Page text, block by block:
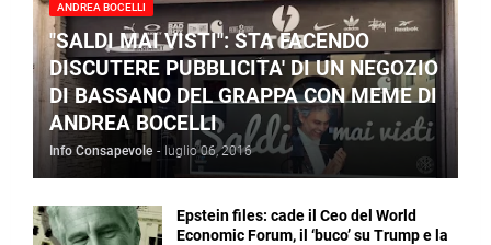
ANDREA BOCELLI
"SALDI MAI VISTI": STA FACENDO
DISCUTERE PUBBLICITA' DI UN NEGOZIO
DI BASSANO DEL GRAPPA CON MEME DI
ANDREA BOCELLI
Info Consapevole - luglio 06, 2016
Epstein files: cade il Ceo del World
Economic Forum, il ‘buco’ su Trump e la